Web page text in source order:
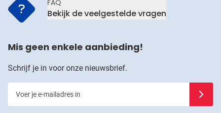
FAQ
Bekijk de veelgestelde vragen
Mis geen enkele aanbieding!
Schrijf je in voor onze nieuwsbrief.